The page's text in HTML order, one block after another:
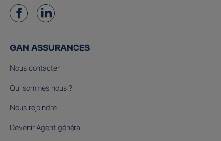
GAN ASSURANCES
Nous contacter
Qui sommes nous ?
Nous rejoindre
Devenir Agent général